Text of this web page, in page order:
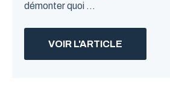
démonter quoi ...
VOIR L'ARTICLE